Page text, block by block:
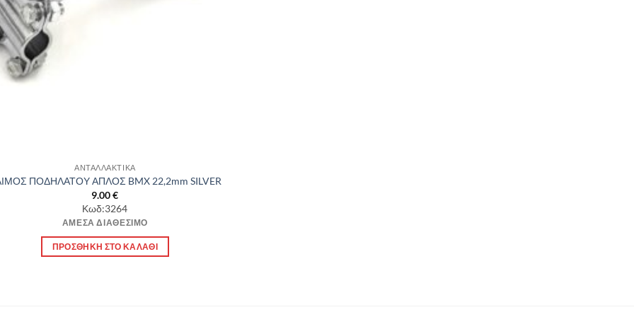
ΑΝΤΑΛΛΑΚΤΙΚΑ
ΠΟΔΗΛΑΤΟΥ ΑΠΛΟΣ BMX 22,2mm SILVER
9.00€
Κωδ:3264
ΆΜΕΣΑ ΔΙΑΘΈΣΙΜΟ
ΠΡΟΣΘΉΚΗ ΣΤΟ ΚΑΛΆΘΙ